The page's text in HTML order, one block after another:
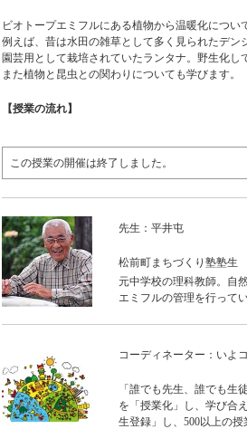
ビオトープエミフルにある植物から温暖化につい
例えば、昔は水田の雑草として多く見られたデ
園芸用として栽培されていたランタナ。野生化
また植物と昆虫との関わりについても学びます。
【授業の流れ】
この授業の開催は終了しました。
先生：平井屯
松前町まちづくり塾塾生
元中学校の理科教師。自
エミフルの管理を行って
コーディネーター：いよ
「誰でも先生、誰でも
を「授業化」し、学び合
生登録」し、500以上の